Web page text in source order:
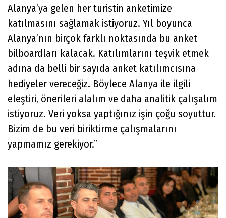
Alanya’ya gelen her turistin anketimize
katılmasını sağlamak istiyoruz. Yıl boyunca
Alanya’nın birçok farklı noktasında bu anket
bilboardları kalacak. Katılımlarını teşvik etmek
adına da belli bir sayıda anket katılımcısına
hediyeler vereceğiz. Böylece Alanya ile ilgili
eleştiri, önerileri alalım ve daha analitik çalışalım
istiyoruz. Veri yoksa yaptığınız işin çoğu soyuttur.
Bizim de bu veri biriktirme çalışmalarını
yapmamız gerekiyor.”